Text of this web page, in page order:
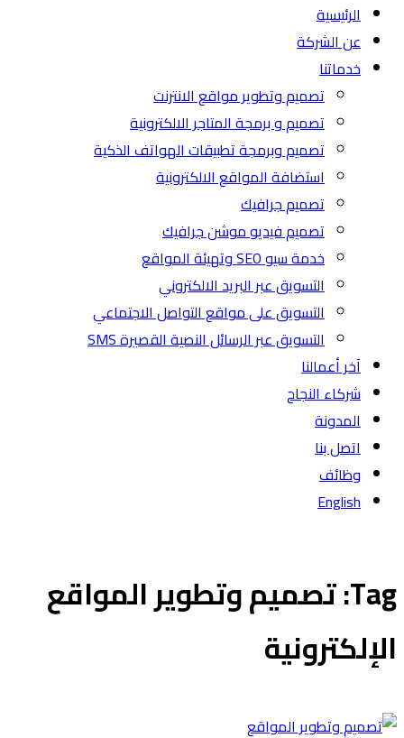
الرئيسية
عن الشركة
خدماتنا
تصميم وتطوير مواقع الانترنت
تصميم و برمجة المتاجر الالكترونية
تصميم وبرمجة تطبيقات الهواتف الذكية
استضافة المواقع الالكترونية
تصميم جرافيك
تصميم فيديو موشن جرافيك
خدمة سيو SEO وتهيئة المواقع
التسويق عبر البريد الالكتروني
التسويق على مواقع التواصل الاجتماعي
التسويق عبر الرسائل النصية القصيرة SMS
آخر أعمالنا
شركاء النجاح
المدونة
اتصل بنا
وظائف
English
Tag: تصميم وتطوير المواقع
الإلكترونية